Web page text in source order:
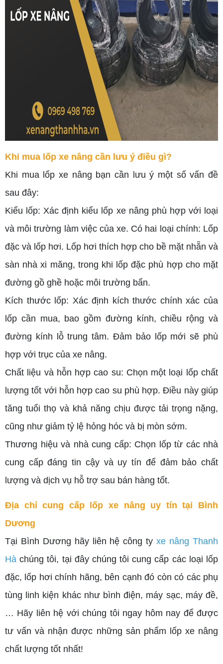
Khi mua lốp xe nâng cần lưu ý điều gì?
Khi mua lốp xe nâng bạn cần lưu ý một số vấn đề
sau đây:
Kiểu lốp: Xác định kiểu lốp xe nâng phù hợp với loại
và môi trường làm việc của xe. Có hai loại chính: Lốp
đặc và lốp hơi. Lốp hơi thích hợp cho bề mặt nhẵn và
sàn nhà xi măng, trong khi lốp đặc phù hợp cho mặt
đường gồ ghề hoặc môi trường bẩn.
Kích thước lốp: Xác định kích thước chính xác của
lốp cần mua, bao gồm đường kính, chiều rộng và
đường kính lỗ trung tâm. Đảm bảo lốp mới sẽ phù
hợp với trục của xe nâng.
Chất liệu và hỗn hợp cao su: Chọn một loại lốp chất
lượng tốt với hỗn hợp cao su phù hợp. Điều này giúp
tăng tuổi thọ và khả năng chịu được tải trọng nặng,
cũng như giảm tỷ lệ hỏng hóc và bị mòn sớm.
Thương hiệu và nhà cung cấp: Chọn lốp từ các nhà
cung cấp đáng tin cậy và uy tín để đảm bảo chất
lượng và dịch vụ hỗ trợ sau bán hàng tốt.
Địa chỉ cung cấp lốp xe nâng uy tín tại Bình
Dương
Tại Bình Dương hãy liên hệ công tyxe nâng Thanh
Hà chúng tôi, tại đây chúng tôi cung cấp các loại lốp
đặc, lốp hơi chính hãng, bên cạnh đó còn có các phụ
tùng linh kiện khác như bình điện, máy sạc, máy đề,
… Hãy liên hệ với chúng tôi ngay hôm nay để được
tư vấn và nhận được những sản phẩm lốp xe nâng
chất lượng tốt nhất!